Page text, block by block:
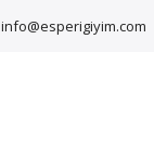
info@esperigiyim.com